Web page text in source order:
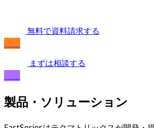
無料で資料請求する
まずは相談する
製品・ソリューション